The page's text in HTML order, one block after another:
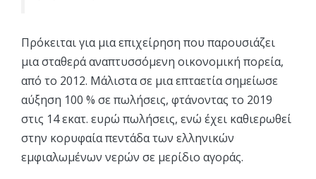
Πρόκειται για μια επιχείρηση που παρουσιάζει
μια σταθερά αναπτυσσόμενη οικονομική πορεία,
από το 2012. Μάλιστα σε μια επταετία σημείωσε
αύξηση 100 % σε πωλήσεις, φτάνοντας το 2019
στις 14 εκατ. ευρώ πωλήσεις, ενώ έχει καθιερωθεί
στην κορυφαία πεντάδα των ελληνικών
εμφιαλωμένων νερών σε μερίδιο αγοράς.